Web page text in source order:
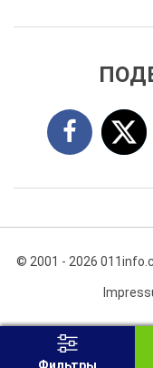
© 2001 - 2026